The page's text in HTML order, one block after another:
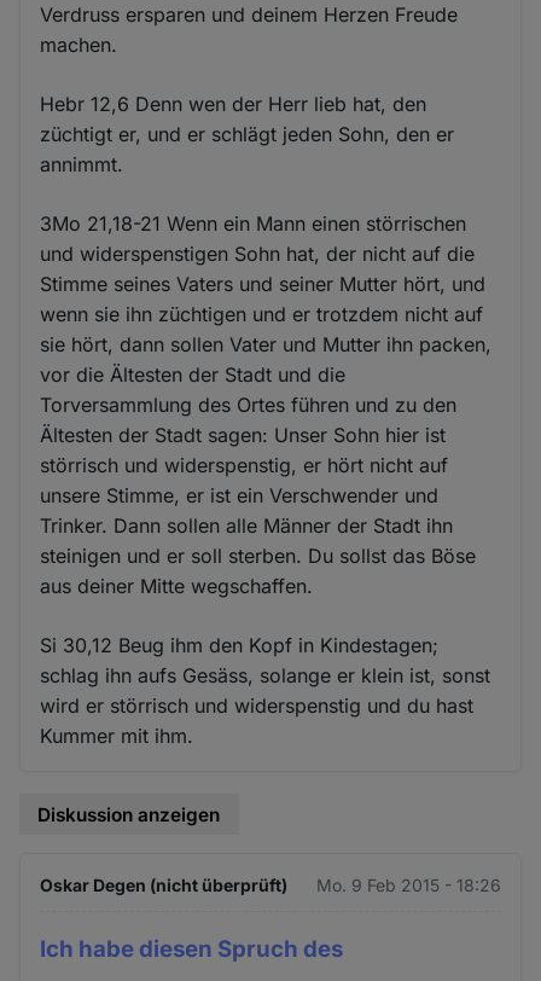
Verdruss ersparen und deinem Herzen Freude
machen.
Hebr 12,6 Denn wen der Herr lieb hat, den
züchtigt er, und er schlägt jeden Sohn, den er
annimmt.
3Mo 21,18-21 Wenn ein Mann einen störrischen
und widerspenstigen Sohn hat, der nicht auf die
Stimme seines Vaters und seiner Mutter hört, und
wenn sie ihn züchtigen und er trotzdem nicht auf
sie hört, dann sollen Vater und Mutter ihn packen,
vor die Ältesten der Stadt und die
Torversammlung des Ortes führen und zu den
Ältesten der Stadt sagen: Unser Sohn hier ist
störrisch und widerspenstig, er hört nicht auf
unsere Stimme, er ist ein Verschwender und
Trinker. Dann sollen alle Männer der Stadt ihn
steinigen und er soll sterben. Du sollst das Böse
aus deiner Mitte wegschaffen.
Si 30,12 Beug ihm den Kopf in Kindestagen;
schlag ihn aufs Gesäss, solange er klein ist, sonst
wird er störrisch und widerspenstig und du hast
Kummer mit ihm.
Diskussion anzeigen
Oskar Degen (nicht überprüft) Mo. 9 Feb 2015 - 18:26
Ich habe diesen Spruch des